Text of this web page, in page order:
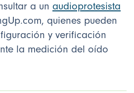
a un audioprotesista
quienes pueden
y verificación
la medición del oído